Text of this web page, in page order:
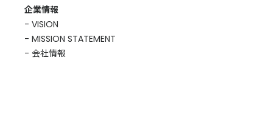
企業情報
VISION
MISSION STATEMENT
会社情報